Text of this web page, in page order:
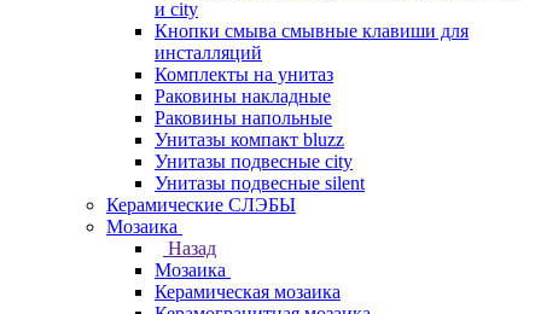
и city
Кнопки смыва смывные клавиши для
инсталляций
Комплекты на унитаз
Раковины накладные
Раковины напольные
Унитазы компакт bluzz
Унитазы подвесные city
Унитазы подвесные silent
Керамические СЛЭБЫ
Мозаика
Назад
Мозаика
Керамическая мозаика